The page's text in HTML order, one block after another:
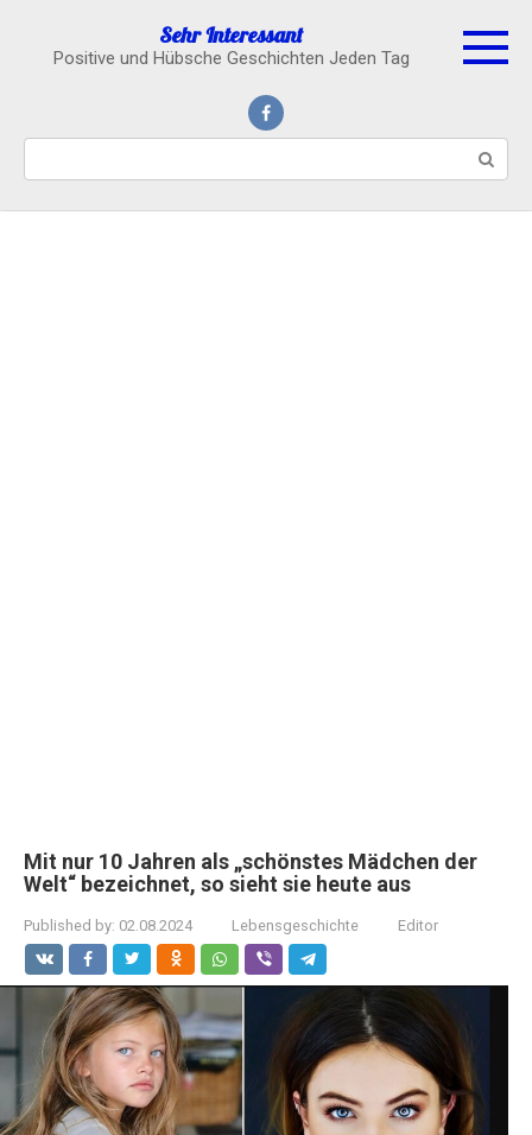
content
Sehr Interessant
Positive und Hübsche Geschichten Jeden Tag
Mit nur 10 Jahren als „schönstes Mädchen der
Welt“ bezeichnet, so sieht sie heute aus
Published by: 02.08.2024 Lebensgeschichte Editor